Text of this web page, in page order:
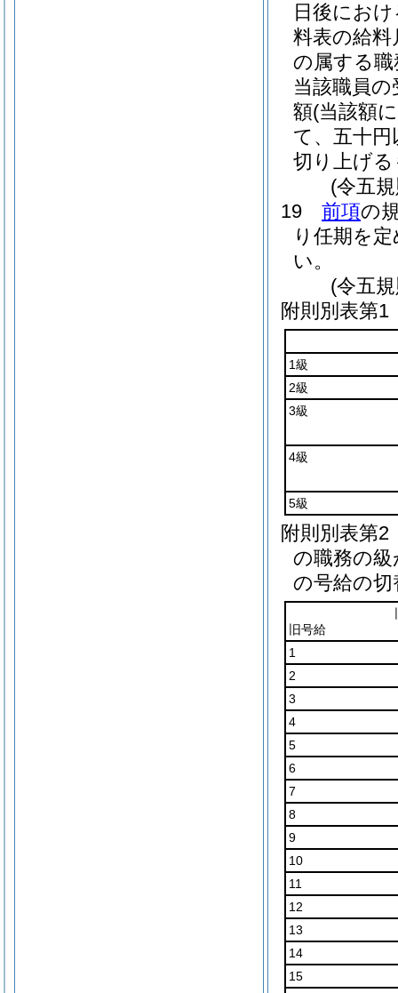
日後にお
料表の給
の属する
当該職員
額(当該額
て、五十
切り上げ
(令五
19
前項の
り任期を
い。
(令五
附則別表第1
1級
2級
3級
4級
5級
附則別表第2
の職務の
の号給の切
旧号給
1
2
3
4
5
6
7
8
9
10
11
12
13
14
15